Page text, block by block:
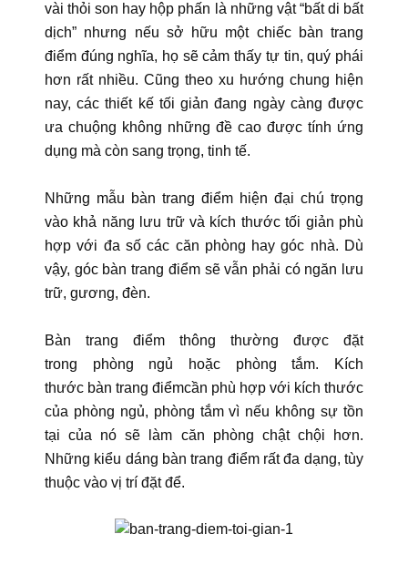
vài thỏi son hay hộp phấn là những vật “bất di bất
dịch” nhưng nếu sở hữu một chiếc bàn trang
điểm đúng nghĩa, họ sẽ cảm thấy tự tin, quý phái
hơn rất nhiều. Cũng theo xu hướng chung hiện
nay, các thiết kế tối giản đang ngày càng được
ưa chuộng không những đề cao được tính ứng
dụng mà còn sang trọng, tinh tế.
Những mẫu bàn trang điểm hiện đại chú trọng
vào khả năng lưu trữ và kích thước tối giản phù
hợp với đa số các căn phòng hay góc nhà. Dù
vậy, góc bàn trang điểm sẽ vẫn phải có ngăn lưu
trữ, gương, đèn.
Bàn trang điểm thông thường được đặt
trong phòng ngủ hoặc phòng tắm. Kích
thước bàn trang điểmcần phù hợp với kích thước
của phòng ngủ, phòng tắm vì nếu không sự tồn
tại của nó sẽ làm căn phòng chật chội hơn.
Những kiểu dáng bàn trang điểm rất đa dạng, tùy
thuộc vào vị trí đặt để.